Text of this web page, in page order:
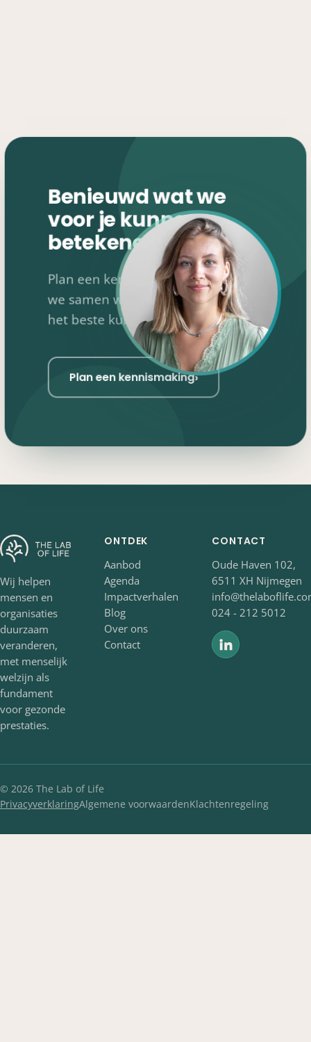
Benieuwd wat we
voor je kunnen
betekenen?
Plan een kennismaking, dan kijken
we samen wat er speelt en waar je
het beste kunt beginnen.
Plan een kennismaking›
Wij helpen
mensen en
organisaties
duurzaam
veranderen,
met menselijk
welzijn als
fundament
voor gezonde
prestaties.
ONTDEK
Aanbod
Agenda
Impactverhalen
Blog
Over ons
Contact
CONTACT
Oude Haven 102,
6511 XH Nijmegen
024 - 212 5012
© 2026 The Lab of Life
PrivacyverklaringAlgemene voorwaardenKlachtenregeling